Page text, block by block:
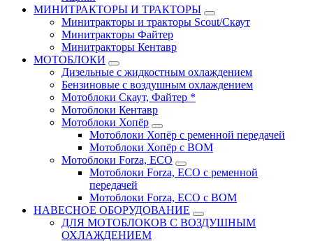
МИНИТРАКТОРЫ И ТРАКТОРЫ
Минитракторы и тракторы Scout/Скаут
Минитракторы Файтер
Минитракторы Кентавр
МОТОБЛОКИ
Дизельные с жидкостным охлаждением
Бензиновые с воздушным охлаждением
Мотоблоки Скаут, Файтер *
Мотоблоки Кентавр
Мотоблоки Хопёр
Мотоблоки Хопёр с ременной передачей
Мотоблоки Хопёр с ВОМ
Мотоблоки Forza, ECO
Мотоблоки Forza, ЕСО с ременной
передачей
Мотоблоки Forza, ЕСО с ВОМ
НАВЕСНОЕ ОБОРУДОВАНИЕ
ДЛЯ МОТОБЛОКОВ С ВОЗДУШНЫМ
ОХЛАЖДЕНИЕМ